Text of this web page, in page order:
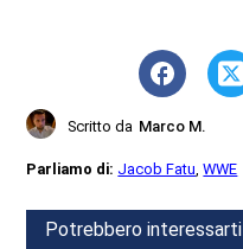
Scritto da Marco M.
Parliamo di: Jacob Fatu,WWE
Potrebbero interessarti